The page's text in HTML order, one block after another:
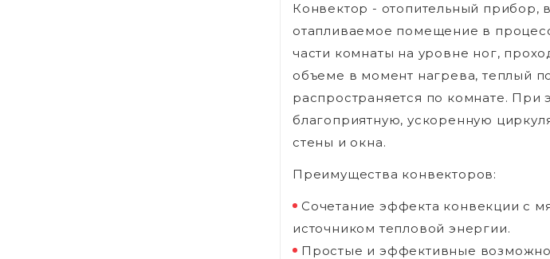
Конвектор - отопительный прибор,
отапливаемое помещение в
части комнаты на уровне ног,
объеме в момент нагрева, теплый
распространяется по комнате. При
благоприятную, ускоренную
стены и окна.
Преимущества конвекторов:
Сочетание эффекта конвекции с
источником тепловой энергии.
Простые и эффективные